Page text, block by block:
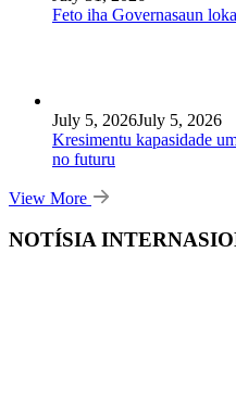
Feto iha Governasaun
July 5, 2026July 5, 2026
Kresimentu kapasidade
no futuru
View More
NOTÍSIA